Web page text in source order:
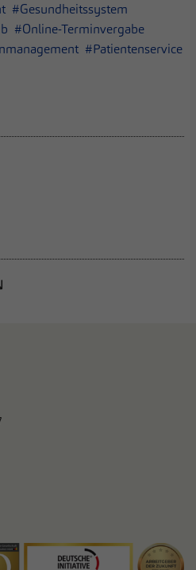
#Gesundheitssystem
#Online-Terminvergabe
#Patientenservice